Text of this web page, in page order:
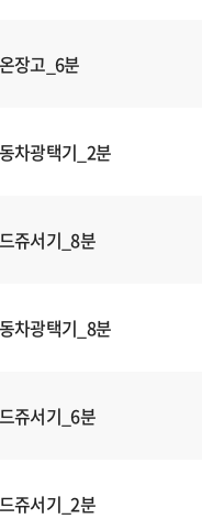
장고_6분
차광택기_2분
쥬서기_8분
차광택기_8분
쥬서기_6분
쥬서기_2분